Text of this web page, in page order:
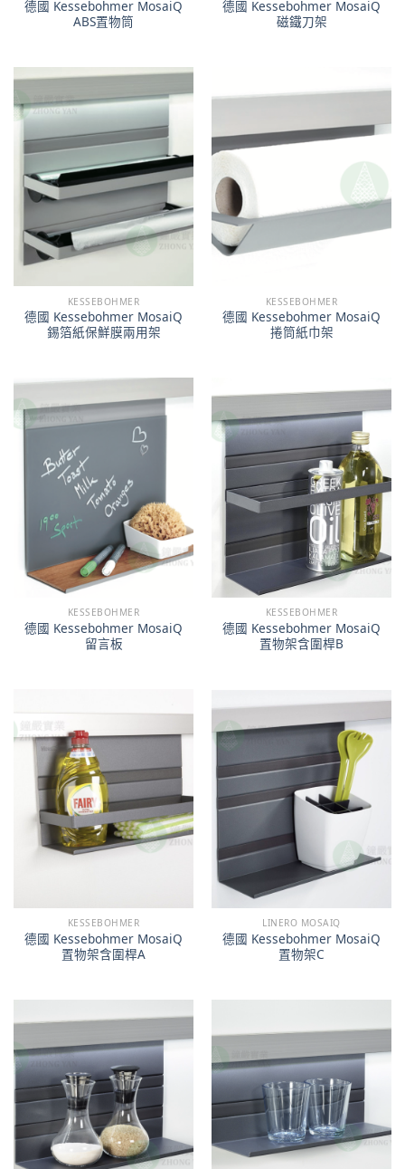
德國 Kessebohmer MosaiQ
ABS置物筒
德國 Kessebohmer MosaiQ
磁鐵刀架
KESSEBOHMER
德國 Kessebohmer MosaiQ
錫箔紙保鮮膜兩用架
KESSEBOHMER
德國 Kessebohmer MosaiQ
捲筒紙巾架
KESSEBOHMER
德國 Kessebohmer MosaiQ
留言板
KESSEBOHMER
德國 Kessebohmer MosaiQ
置物架含圍桿B
KESSEBOHMER
德國 Kessebohmer MosaiQ
置物架含圍桿A
LINERO MOSAIQ
德國 Kessebohmer MosaiQ
置物架C